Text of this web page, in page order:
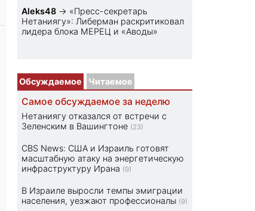
Aleks48 → «Пресс-секретарь
Нетаниягу»: Либерман раскритиковал
лидера блока МЕРЕЦ и «Аводы»
Обсуждаемое Читаемое
Самое обсуждаемое за неделю
Нетаниягу отказался от встречи с
Зеленским в Вашингтоне (23)
CBS News: США и Израиль готовят
масштабную атаку на энергетическую
инфраструктуру Ирана (9)
В Израиле выросли темпы эмиграции
населения, уезжают профессионалы (9)